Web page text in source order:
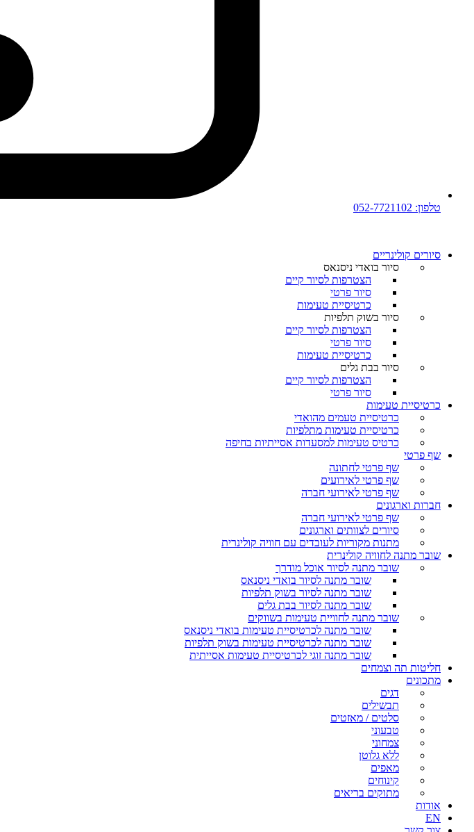
טלפון: 052-7721102
סיורים קולינריים​
סיור בואדי ניסנאס
הצטרפות לסיור קיים
סיור פרטי
כרטיסיית טעימות
סיור בשוק תלפיות
הצטרפות לסיור קיים
סיור פרטי
כרטיסיית טעימות
סיור בבת גלים
הצטרפות לסיור קיים
סיור פרטי
כרטיסיית טעימות
כרטיסיית טעמים מהואדי
כרטיסיית טעימות מתלפיות
כרטיס טעימות למסעדות אסייתיות בחיפה
שף פרטי
שף פרטי לחתונה
שף פרטי לאירועים
שף פרטי לאירועי חברה
חברות וארגונים
שף פרטי לאירועי חברה
סיורים לצוותים וארגונים
מתנות מקוריות לעובדים עם חוויה קולינרית
שובר מתנה לחוויה קולינרית
שובר מתנה לסיור אוכל מודרך
שובר מתנה לסיור בואדי ניסנאס
שובר מתנה לסיור בשוק תלפיות
שובר מתנה לסיור בבת גלים
שובר מתנה לחוויית טעימות בשווקים
שובר מתנה לכרטיסיית טעימות בואדי ניסנאס
שובר מתנה לכרטיסיית טעימות בשוק תלפיות
שובר מתנה זוגי לכרטיסיית טעימות אסייתית
חליטות תה וצמחים
מתכונים
דגים
תבשילים
סלטים / מאזטים
טבעוני
צמחוני
ללא גלוטן
מאפים
קינוחים
מתוקים בריאים
אודות
EN